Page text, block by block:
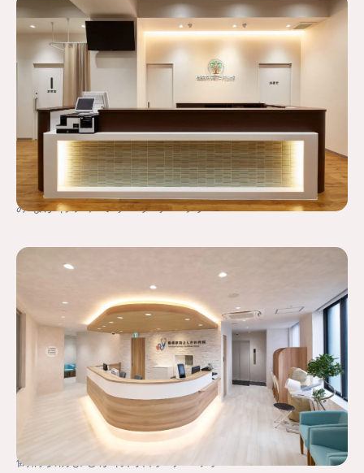
みなかわファミリークリニック
鶴橋駅前よしかわ内科クリニック